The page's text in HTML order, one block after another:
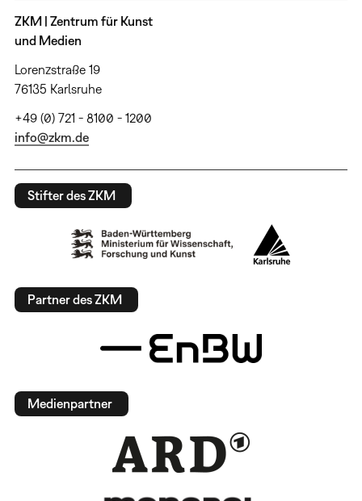
ZKM | Zentrum für Kunst
und Medien
Lorenzstraße 19
76135 Karlsruhe
+49 (0) 721 - 8100 - 1200
info@zkm.de
Stifter des ZKM
Partner des ZKM
Medienpartner